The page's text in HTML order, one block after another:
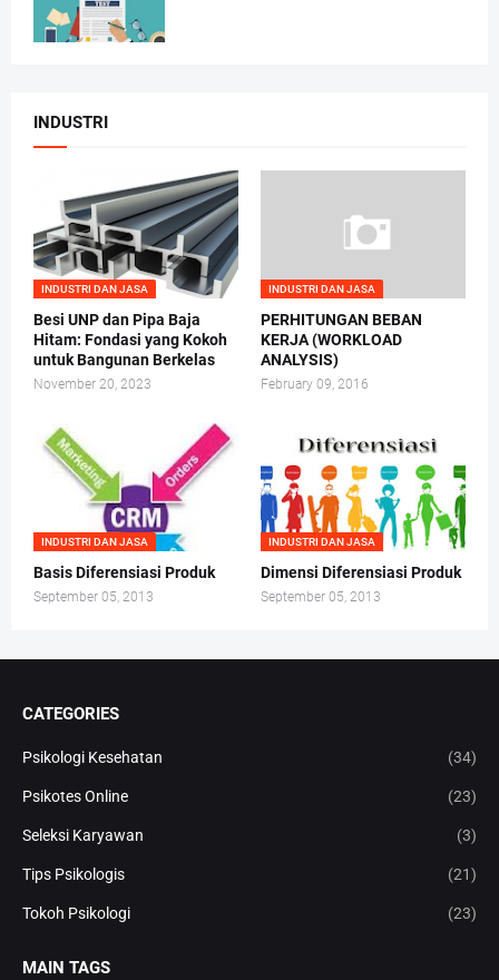
INDUSTRI
INDUSTRI DAN JASA
Besi UNP dan Pipa Baja
Hitam: Fondasi yang Kokoh
untuk Bangunan Berkelas
November 20, 2023
INDUSTRI DAN JASA
PERHITUNGAN BEBAN
KERJA (WORKLOAD
ANALYSIS)
February 09, 2016
INDUSTRI DAN JASA
Basis Diferensiasi Produk
September 05, 2013
INDUSTRI DAN JASA
Dimensi Diferensiasi Produk
September 05, 2013
CATEGORIES
Psikologi Kesehatan (34)
Psikotes Online (23)
Seleksi Karyawan (3)
Tips Psikologis (21)
Tokoh Psikologi (23)
MAIN TAGS